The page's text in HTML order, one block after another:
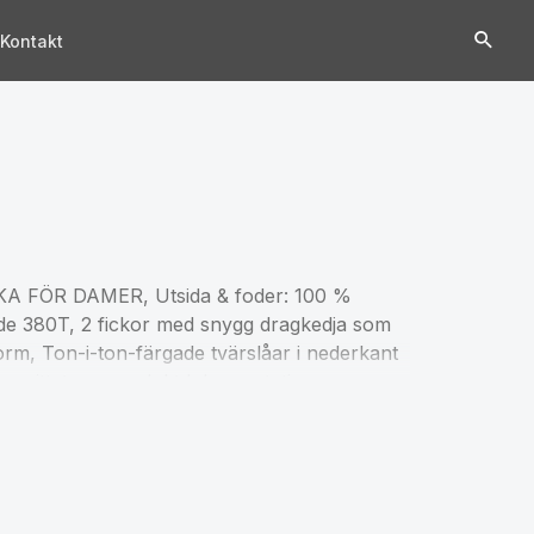
Kontakt
FÖR DAMER, Utsida & foder: 100 %
380T, 2 fickor med snygg dragkedja som
Ton-i-ton-färgade tvärslåar i nederkant